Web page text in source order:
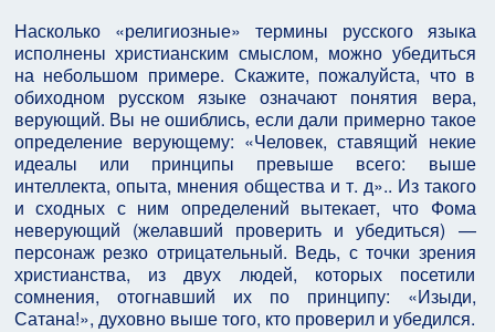
Насколько «религиозные» термины русского языка
исполнены христианским смыслом, можно убедиться
на небольшом примере. Скажите, пожалуйста, что в
обиходном русском языке означают понятия вера,
верующий. Вы не ошиблись, если дали примерно такое
определение верующему: «Человек, ставящий некие
идеалы или принципы превыше всего: выше
интеллекта, опыта, мнения общества и т. д».. Из такого
и сходных с ним определений вытекает, что Фома
неверующий (желавший проверить и убедиться) —
персонаж резко отрицательный. Ведь, с точки зрения
христианства, из двух людей, которых посетили
сомнения, отогнавший их по принципу: «Изыди,
Сатана!», духовно выше того, кто проверил и убедился.